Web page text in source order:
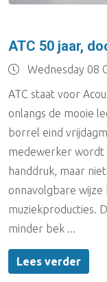
ATC 50 jaar,
Wednesday 08
ATC staat voor
onlangs de mooie
borrel eind
medewerker
handdruk, maar
onnavolgbare
muziekproducties.
minder bek ...
Lees verder